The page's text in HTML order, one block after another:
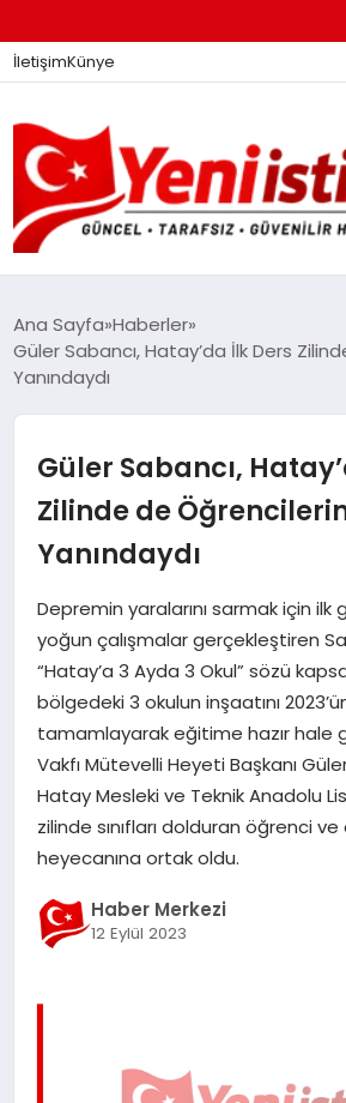
İletişimKünye
GÜNDEM
DÜNYA
EĞITIM
EKONOMI
MAGAZIN
SAĞLIK
SPOR
TEKNOLOJI
Ana Sayfa Haberler
Güler Sabancı, Hatay’da İlk Ders
Yanındaydı
Güler Sabancı,
Zilinde de
Yanındaydı
Depremin yaralarını sarmak için
yoğun çalışmalar gerçekleştiren
“Hatay’a 3 Ayda 3 Okul” sözü
bölgedeki 3 okulun inşaatını
tamamlayarak eğitime hazır hale
Vakfı Mütevelli Heyeti Başkanı
Hatay Mesleki ve Teknik Anadolu
zilinde sınıfları dolduran öğrenci
heyecanına ortak oldu.
Haber Merkezi
12 Eylül 2023